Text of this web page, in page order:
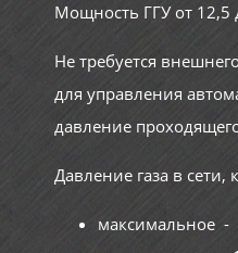
Мощность ГГУ от 12,5
Не требуется
для управления
давление
Давление газа в сети,
максимальное -